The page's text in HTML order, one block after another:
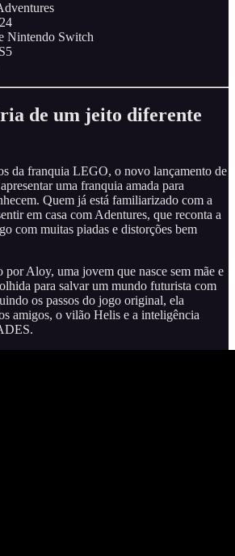
Nintendo Switch
de um jeito diferente
da franquia LEGO, o novo lançamento de
uma franquia amada para
Quem já está familiarizado com a
em casa com Adentures, que reconta a
com muitas piadas e distorções bem
Aloy, uma jovem que nasce sem mãe e
para salvar um mundo futurista com
os passos do jogo original, ela
amigos, o vilão Helis e a inteligência